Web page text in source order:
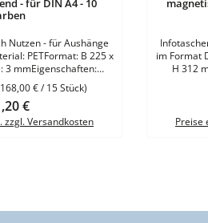
- für DIN A4 - 10
Nutzen - für Aushänge
3 mmEigenschaften:
(adhäsive Folie
DIN A4 hoch oder
- Orange - Rot - Blau -
- Schwarz - Silber
€ / 15 Stück)
Preis:
€
zzgl. Versandkosten
im Format DIN A4 Material:
H 312
Hellgrün -
Preise